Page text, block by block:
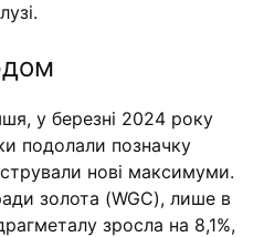
у березні 2024 року
подолали позначку
нові максимуми.
золота (WGC), лише в
зросла на 8,1%,